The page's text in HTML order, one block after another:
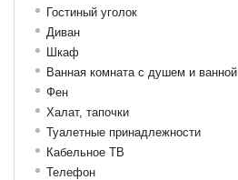
Гостиный уголок
Диван
Шкаф
Ванная комната с душем и ванной
Фен
Халат, тапочки
Туалетные принадлежности
Кабельное ТВ
Телефон